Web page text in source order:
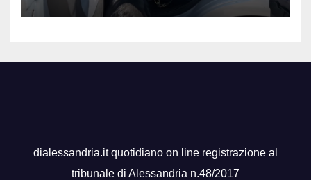
dialessandria.it quotidiano on line registrazione al
tribunale di Alessandria n.48/2017